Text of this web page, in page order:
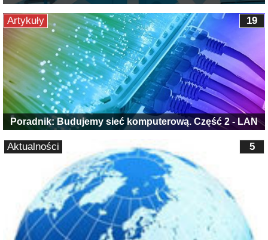
Poradnik: Budujemy sieć komputerową. Część 2 - LAN
19
Artykuły
5
Aktualności